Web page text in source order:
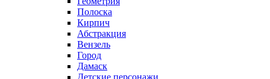
Полоска
Кирпич
Абстракция
Вензель
Город
Дамаск